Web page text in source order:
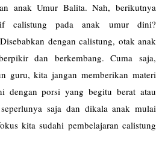
anak Umur Balita. Nah, berikutnya
calistung pada anak umur dini?
dengan calistung, otak anak
dan berkembang. Cuma saja,
guru, kita jangan memberikan materi
dengan porsi yang begitu berat atau
saja dan dikala anak mulai
kita sudahi pembelajaran calistung